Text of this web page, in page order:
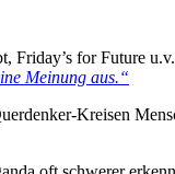
Friday’s for Future
Meinung aus.“
Kreisen